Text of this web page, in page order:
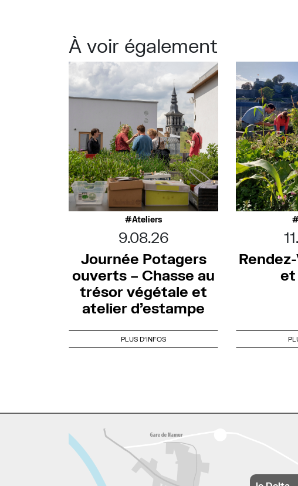
À voir également
Ateliers
9.08.26
Journée Potagers
ouverts – Chasse au
trésor végétale et
atelier d’estampe
PLUS D'INFOS
et